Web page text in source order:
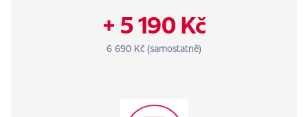
+ 5 190 Kč
6 690 Kč (samostatně)